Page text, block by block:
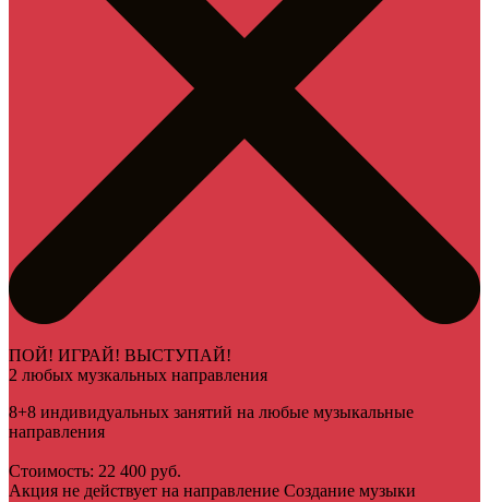
ПОЙ! ИГРАЙ! ВЫСТУПАЙ!
2 любых музкальных направления
8+8 индивидуальных занятий на любые музыкальные
направления
Стоимость: 22 400 руб.
Акция не действует на направление Создание музыки